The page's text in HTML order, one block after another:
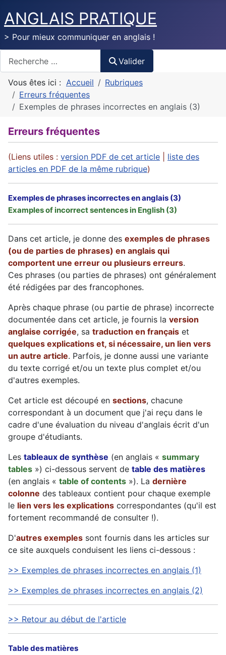
ANGLAIS PRATIQUE
> Pour mieux communiquer en anglais !
Valider
Vous êtes ici : Accueil
Rubriques
Erreurs fréquentes
Exemples de phrases incorrectes en anglais (3)
Erreurs fréquentes
(Liens utiles : version PDF de cet article
liste des
articles en PDF de la même rubrique)
Exemples de phrases incorrectes en anglais (3)
Examples of incorrect sentences in English (3)
Dans cet article, je donne des exemples de phrases
(ou de parties de phrases) en anglais qui
comportent une erreur ou plusieurs erreurs.
Ces phrases (ou parties de phrases) ont généralement
été rédigées par des francophones.
Après chaque phrase (ou partie de phrase) incorrecte
documentée dans cet article, je fournis la version
anglaise corrigée, sa traduction en français et
quelques explications et, si nécessaire, un lien vers
un autre article. Parfois, je donne aussi une variante
du texte corrigé et/ou un texte plus complet et/ou
d'autres exemples.
Cet article est découpé en sections, chacune
correspondant à un document que j'ai reçu dans le
cadre d'une évaluation du niveau d'anglais écrit d'un
groupe d'étudiants.
Les tableaux de synthèse (en anglais « summary
tables ») ci-dessous servent de table des matières
(en anglais « table of contents »). La dernière
colonne des tableaux contient pour chaque exemple
le lien vers les explications correspondantes (qu'il est
fortement recommandé de consulter !).
D'autres exemples sont fournis dans les articles sur
ce site auxquels conduisent les liens ci-dessous :
>> Exemples de phrases incorrectes en anglais (1)
>> Exemples de phrases incorrectes en anglais (2)
>> Retour au début de l'article
Table des matières